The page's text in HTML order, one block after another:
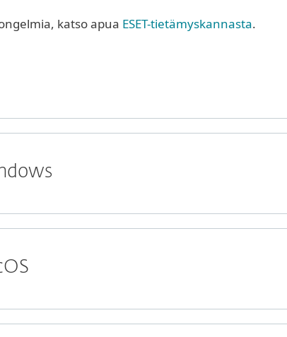
katso apua ESET-tietämyskannasta.